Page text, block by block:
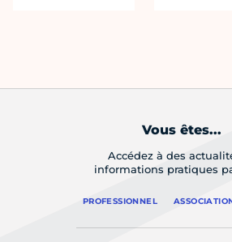
Vous êtes...
Accédez à des
informations pratiques
PROFESSIONNEL